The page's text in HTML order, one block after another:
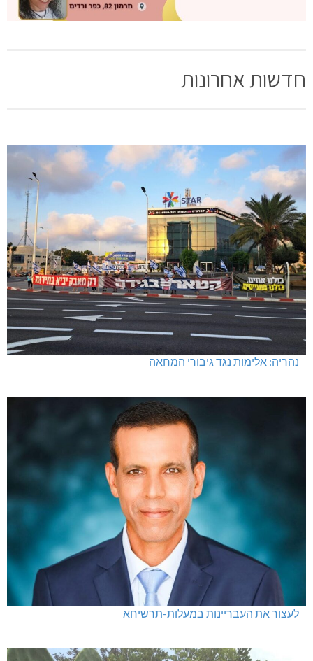
חדשות אחרונות
נהריה: אלימות נגד גיבורי המחאה
לעצור את העבריינות במעלות-תרשיחא